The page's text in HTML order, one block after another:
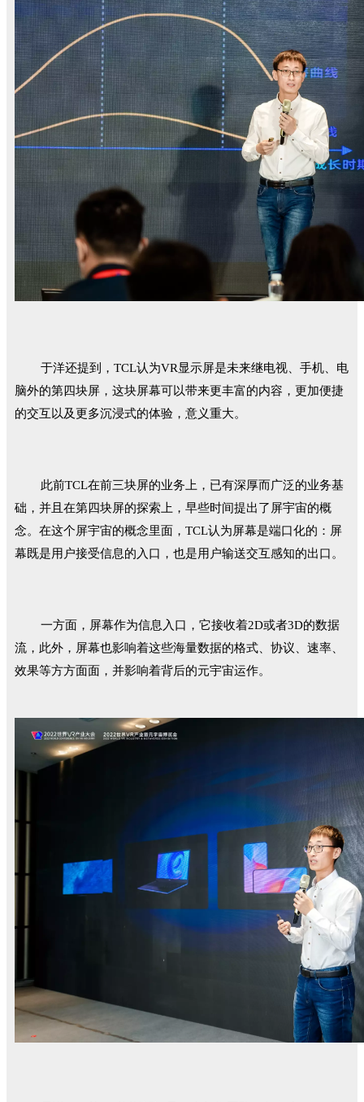
于洋还提到，TCL认为VR显示屏是未来继电视、手机、电
脑外的第四块屏，这块屏幕可以带来更丰富的内容，更加便捷
的交互以及更多沉浸式的体验，意义重大。
此前TCL在前三块屏的业务上，已有深厚而广泛的业务基
础，并且在第四块屏的探索上，早些时间提出了屏宇宙的概
念。在这个屏宇宙的概念里面，TCL认为屏幕是端口化的：屏
幕既是用户接受信息的入口，也是用户输送交互感知的出口。
一方面，屏幕作为信息入口，它接收着2D或者3D的数据
流，此外，屏幕也影响着这些海量数据的格式、协议、速率、
效果等方方面面，并影响着背后的元宇宙运作。